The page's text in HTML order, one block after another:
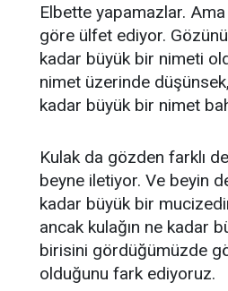
Elbette yapamazlar.
göre ülfet ediyor.
kadar büyük bir nimeti
nimet üzerinde
kadar büyük bir nimet
Kulak da gözden farklı
beyne iletiyor. Ve beyin
kadar büyük bir
ancak kulağın ne kadar
birisini gördüğümüzde
olduğunu fark ediyoruz.